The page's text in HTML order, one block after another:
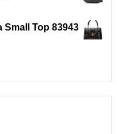
Small Top 83943